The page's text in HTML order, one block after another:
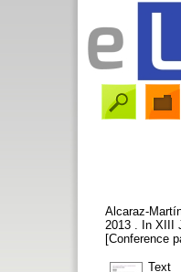
Alcaraz-
2013 . In XIII
[Conference
Text